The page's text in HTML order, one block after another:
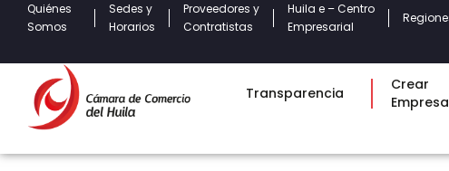
Quiénes
Somos
Sedes y
Horarios
Proveedores y
Contratistas
Huila e – Centro
Empresarial
Transparencia
Crear
Empresa